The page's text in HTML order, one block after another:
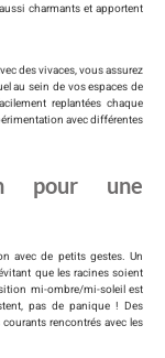
charmants et apportent
des vivaces, vous assurez
au sein de vos espaces de
replantées chaque
avec différentes
pour une
avec de petits gestes. Un
que les racines soient
mi-ombre/mi-soleil est
pas de panique ! Des
rencontrés avec les